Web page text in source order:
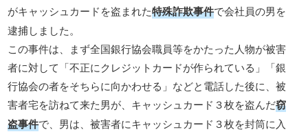
がキャッシュカードを盗まれた特殊詐欺事件で会社員の男を
逮捕しました。
この事件は、まず全国銀行協会職員等をかたった人物が被害
者に対して「不正にクレジットカードが作られている」「銀
行協会の者をそちらに向かわせる」などと電話した後に、被
害者宅を訪ねて来た男が、キャッシュカード３枚を盗んだ窃
盗事件で、男は、被害者にキャッシュカード３枚を封筒に入